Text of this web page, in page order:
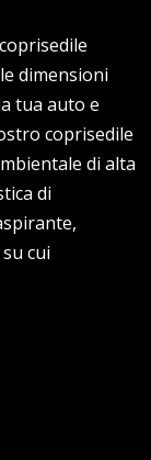
dimensioni
tua auto e
coprisedile
di alta
di
cui